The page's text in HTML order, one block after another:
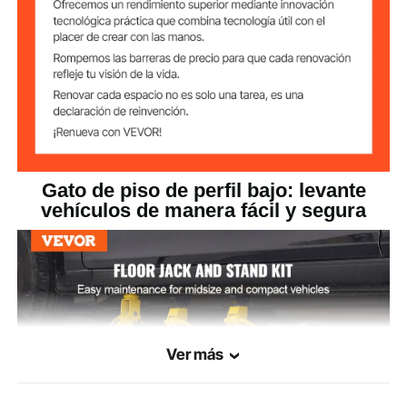
Peso del producto 28,1 lbs/12,8 kg
Dimensiones del
producto
17,7 x 8,1 x 4,9 pulgs/450 x
207 x 125 mm
Gato de piso de perfil bajo: levante
vehículos de manera fácil y segura
Ver más